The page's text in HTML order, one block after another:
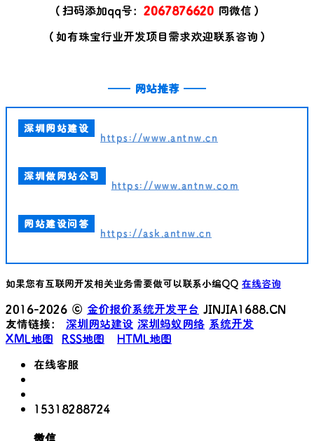
（扫码添加qq号： 2067876620 同微信）
（如有珠宝行业开发项目需求欢迎联系咨询）
—— 网站推荐 ——
深圳网站建设
https://www.antnw.cn
深圳做网站公司
https://www.antnw.com
网站建设问答
https://ask.antnw.cn
如果您有互联网开发相关业务需要做可以联系小编QQ 在线咨询
2016-2026 © 金价报价系统开发平台 JINJIA1688.CN
友情链接： 深圳网站建设 深圳蚂蚁网络 系统开发
XML地图
RSS地图
HTML地图
在线客服
15318288724
微信